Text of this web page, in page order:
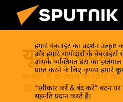
हमारे वेबसाईट का प्रदर्शन
और हमारे भागीदारों के
आपके व्यक्तिगत डेटा का इस्तेमाल
प्राप्त करने के लिए कृपया हमारे
“स्वीकार करें & बंद करें” बटन
सहमति प्रदान करते हैं।
यूक्रेन संकट
मास्को ने डोनबास के लोगों
2022 को विशेष सैन्य